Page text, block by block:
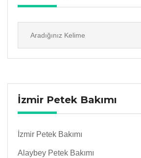
İzmir Petek Bakımı
İzmir Petek Bakımı
Alaybey Petek Bakımı